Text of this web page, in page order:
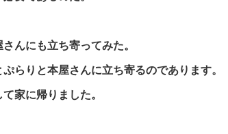
んにも立ち寄ってみた。
らりと本屋さんに立ち寄るのであります。
家に帰りました。